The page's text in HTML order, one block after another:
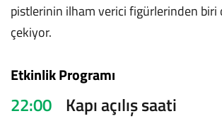
pistlerinin ilham verici figürlerinden
çekiyor.
Etkinlik Programı
22:00 Kapı açılış saati